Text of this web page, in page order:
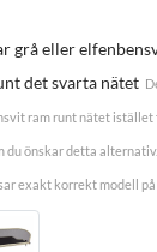
grå eller
det svarta nätet
ram runt nätet istället
du önskar detta
exakt korrekt modell på